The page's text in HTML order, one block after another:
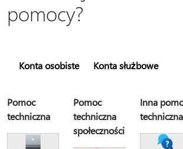
pomocy?
Konta osobiste Konta służbowe
Pomoc
techniczna
Pomoc
techniczna
społeczności
Inna
techniczna